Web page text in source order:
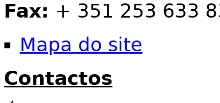
Fax: + 351 253 633
Mapa do site
Contactos